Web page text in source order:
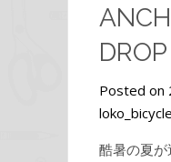
Posted on
酷暑の夏